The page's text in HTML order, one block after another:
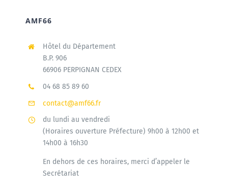
AMF66
Hôtel du Département
B.P. 906
66906 PERPIGNAN CEDEX
04 68 85 89 60
contact@amf66.fr
du lundi au vendredi
(Horaires ouverture Préfecture) 9h00 à 12h00 et
14h00 à 16h30
En dehors de ces horaires, merci d’appeler le
Secrétariat